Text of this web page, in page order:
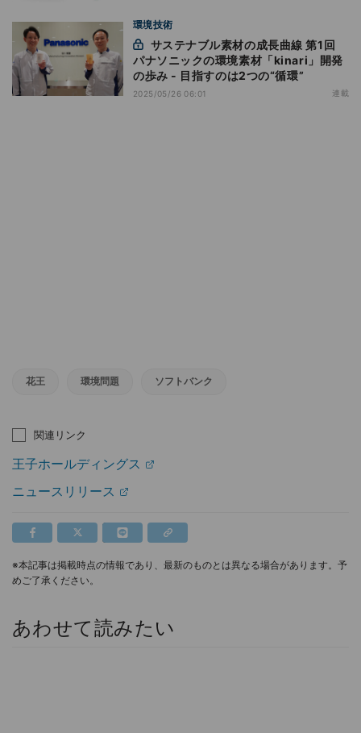
環境技術
パナソニックの環境素材「kinari」開発
の歩み - 目指すのは2つの“循環”
2025/05/26 06:01 連載
花王 環境問題 ソフトバンク
関連リンク
王子ホールディングス
ニュースリリース
※本記事は掲載時点の情報であり、最新のものとは異なる場合があります。予
めご了承ください。
あわせて読みたい